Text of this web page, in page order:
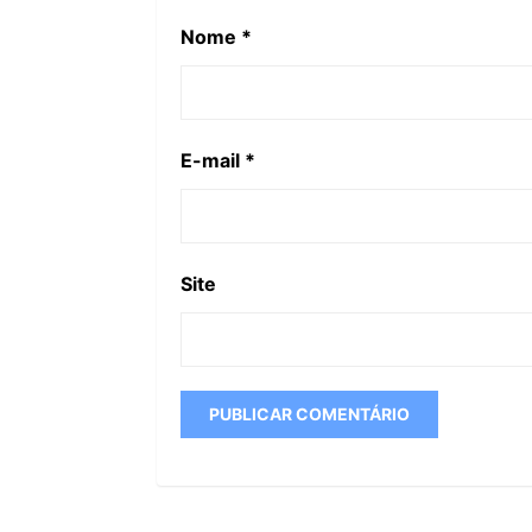
Nome *
E-mail *
Site